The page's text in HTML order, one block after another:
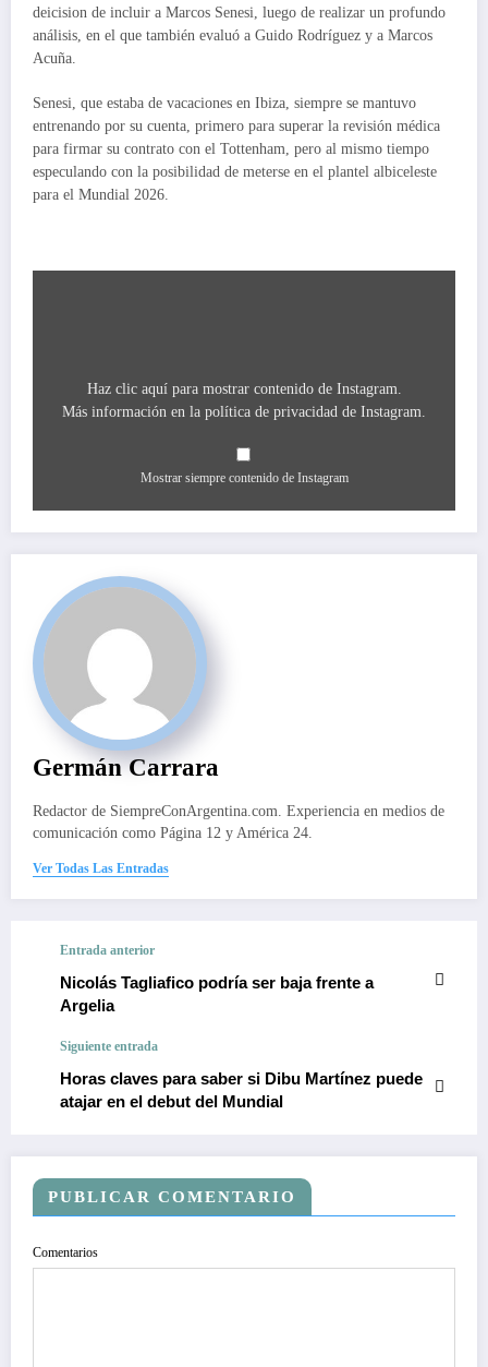
deicision de incluir a Marcos Senesi, luego de realizar un profundo
análisis, en el que también evaluó a Guido Rodríguez y a Marcos
Acuña.
Senesi, que estaba de vacaciones en Ibiza, siempre se mantuvo
entrenando por su cuenta, primero para superar la revisión médica
para firmar su contrato con el Tottenham, pero al mismo tiempo
especulando con la posibilidad de meterse en el plantel albiceleste
para el Mundial 2026.
Haz clic aquí para mostrar contenido de Instagram.
Más información en la política de privacidad de Instagram
Mostrar siempre contenido de Instagram
Germán Carrara
Redactor de SiempreConArgentina.com. Experiencia en medios de
comunicación como Página 12 y América 24.
Ver Todas Las Entradas
Entrada anterior
Nicolás Tagliafico podría ser baja frente a
Argelia
Siguiente entrada
Horas claves para saber si Dibu Martínez puede
atajar en el debut del Mundial
PUBLICAR COMENTARIO
Comentarios